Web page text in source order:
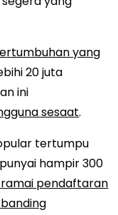
yang
20 juta
ini
sesaat.
tertumpu
hampir 300
pendaftaran